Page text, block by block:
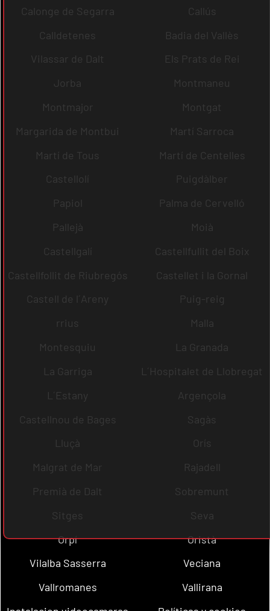
Calonge de Segarra
Callús
Calldetenes
Badia del Vallès
Vilassar de Dalt
Els Prats de Rei
Jorba
Montmaneu
Montmajor
Montgat
Margarida de Montbui
Martí Sarroca
Martí de Tous
Martí de Centelles
Castellolí
Puigdàlber
Papiol
Palma de Cervelló
Pallejà
Moià
Castellgalí
Castellfullit del Boix
Castellfollit de Riubregós
Castellet i la Gornal
Castell de l´Areny
Puig-reig
rrius
Malla
Montesquiu
La Granada
La Garriga
L´Hospitalet de Llobregat
L´Estany
Argençola
Castellnou de Bages
Sagàs
Lluçà
Orís
Malgrat de Mar
Rajadell
Premià de Dalt
Sobremunt
Sitges
Seva
Orpí
Oristà
Vilalba Sasserra
Veciana
Vallromanes
Vallirana